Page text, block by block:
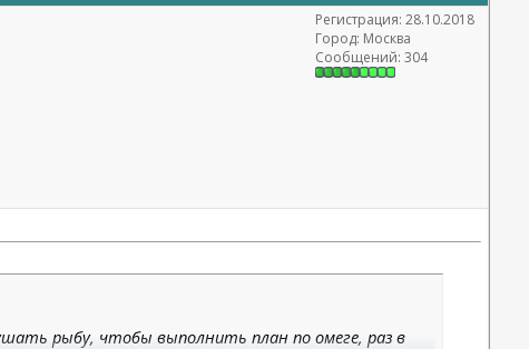
Регистрация: 28.10.2018
Город: Москва
Сообщений: 304
рыбу, чтобы выполнить план по омеге, раз в